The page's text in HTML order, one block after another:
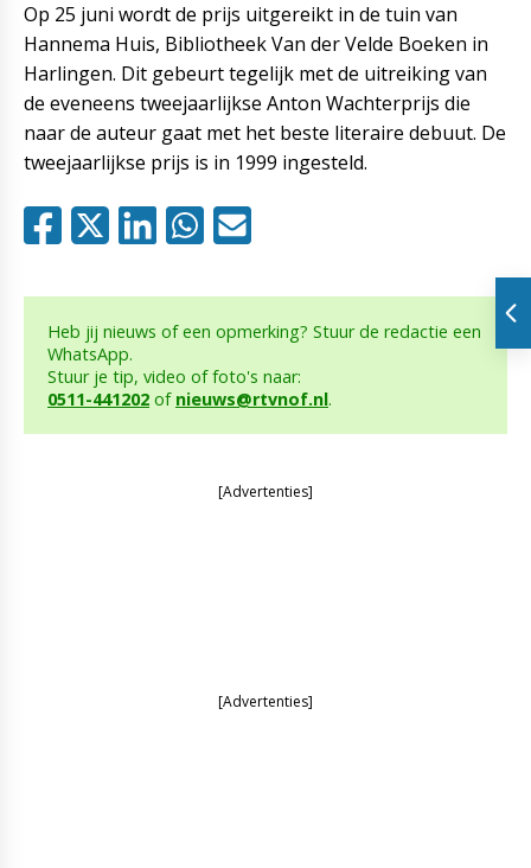
Op 25 juni wordt de prijs uitgereikt in de tuin van
Hannema Huis, Bibliotheek Van der Velde Boeken in
Harlingen. Dit gebeurt tegelijk met de uitreiking van
de eveneens tweejaarlijkse Anton Wachterprijs die
naar de auteur gaat met het beste literaire debuut. De
tweejaarlijkse prijs is in 1999 ingesteld.
Heb jij nieuws of een opmerking? Stuur de redactie een
WhatsApp.
Stuur je tip, video of foto's naar:
0511-441202 of nieuws@rtvnof.nl.
[Advertenties]
[Advertenties]